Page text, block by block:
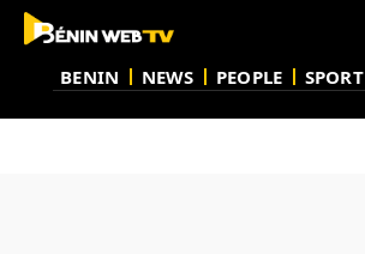
BENIN NEWS PEOPLE SPORT